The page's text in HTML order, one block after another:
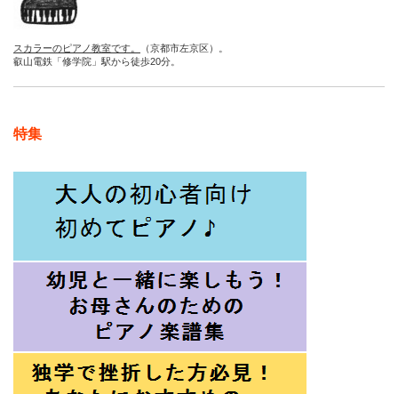
スカラーのピアノ教室です。
（京都市左京区）。
叡山電鉄「修学院」駅から徒歩20分。
特集